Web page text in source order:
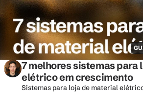
7 melhores sistemas para
elétrico em crescimento
Sistemas para loja de material